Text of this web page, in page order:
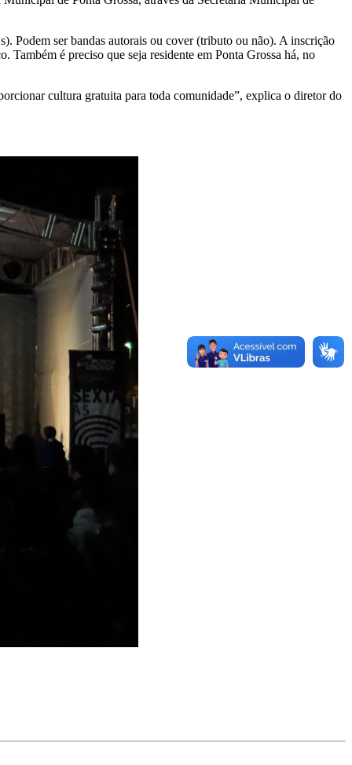
Podem ser bandas autorais ou cover (tributo ou não). A inscrição
Também é preciso que seja residente em Ponta Grossa há, no
cultura gratuita para toda comunidade”, explica o diretor do